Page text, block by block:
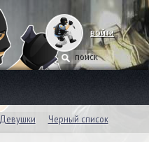
войти
Девушки Черный список